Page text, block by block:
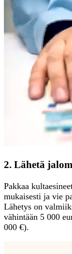
2. Lähetä
Pakkaa
mukaisesti ja vie
Lähetys on
vähintään 5 000
000 €).